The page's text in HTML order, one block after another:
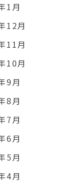
1月
12月
11月
10月
9月
8月
7月
6月
5月
4月